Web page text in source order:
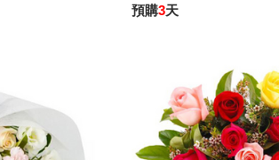
預購3天